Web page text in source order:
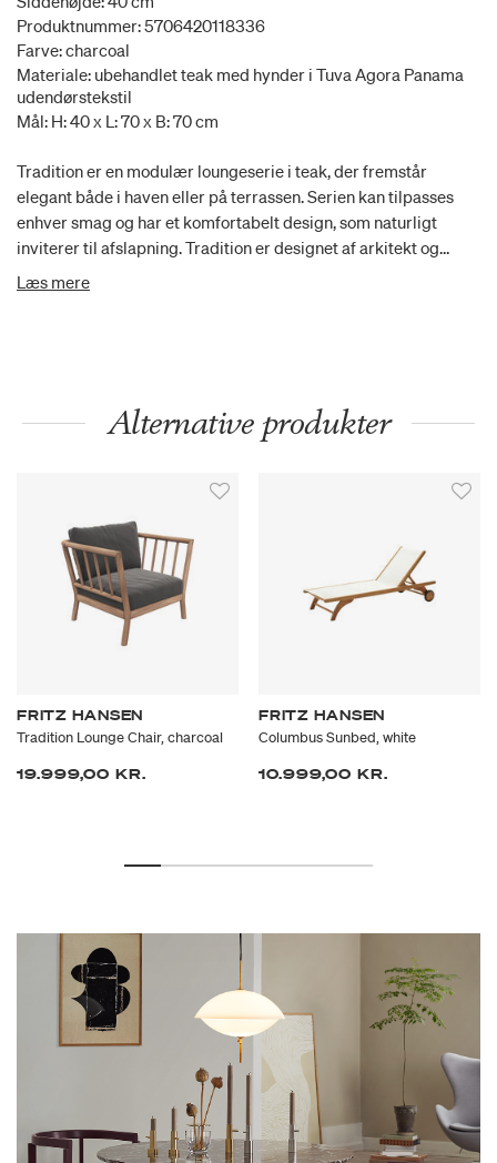
Produktnummer: 5706420118336
Farve: charcoal
Materiale: ubehandlet teak med hynder i Tuva Agora Panama
udendørstekstil
Mål: H: 40 x L: 70 x B: 70 cm
Tradition er en modulær loungeserie i teak, der fremstår
elegant både i haven eller på terrassen. Serien kan tilpasses
enhver smag og har et komfortabelt design, som naturligt
inviterer til afslapning. Tradition er designet af arkitekt og
designer Povl B. Eskildsen. Tradition-puffen giver ekstra
Læs mere
Alternative produkter
FRITZ HANSEN
Tradition Lounge Chair, charcoal
19.999,00 KR.
FRITZ HANSEN
Columbus Sunbed, white
10.999,00 KR.